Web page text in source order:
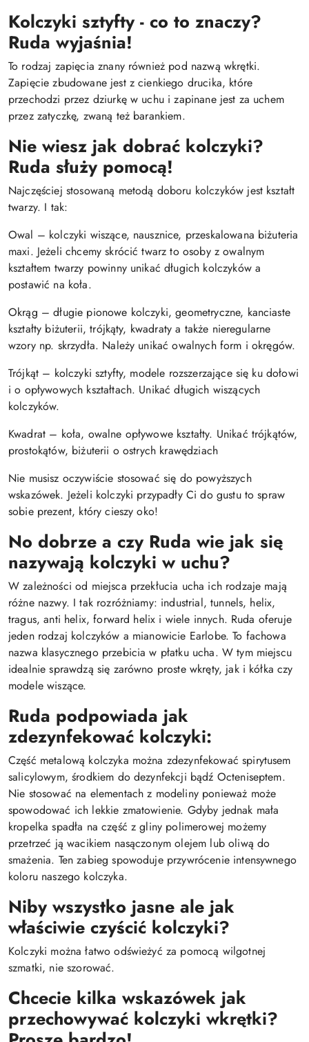
Kolczyki sztyfty - co to znaczy?
Ruda wyjaśnia!
To rodzaj zapięcia znany również pod nazwą wkrętki.
Zapięcie zbudowane jest z cienkiego drucika, które
przechodzi przez dziurkę w uchu i zapinane jest za uchem
przez zatyczkę, zwaną też barankiem.
Nie wiesz jak dobrać kolczyki?
Ruda służy pomocą!
Najczęściej stosowaną metodą doboru kolczyków jest kształt
twarzy. I tak:
Owal – kolczyki wiszące, nausznice, przeskalowana biżuteria
maxi. Jeżeli chcemy skrócić twarz to osoby z owalnym
kształtem twarzy powinny unikać długich kolczyków a
postawić na koła.
Okrąg – długie pionowe kolczyki, geometryczne, kanciaste
kształty biżuterii, trójkąty, kwadraty a także nieregularne
wzory np. skrzydła. Należy unikać owalnych form i okręgów.
Trójkąt – kolczyki sztyfty, modele rozszerzające się ku dołowi
i o opływowych kształtach. Unikać długich wiszących
kolczyków.
Kwadrat – koła, owalne opływowe kształty. Unikać trójkątów,
prostokątów, biżuterii o ostrych krawędziach
Nie musisz oczywiście stosować się do powyższych
wskazówek. Jeżeli kolczyki przypadły Ci do gustu to spraw
sobie prezent, który cieszy oko!
No dobrze a czy Ruda wie jak się
nazywają kolczyki w uchu?
W zależności od miejsca przekłucia ucha ich rodzaje mają
różne nazwy. I tak rozróżniamy: industrial, tunnels, helix,
tragus, anti helix, forward helix i wiele innych. Ruda oferuje
jeden rodzaj kolczyków a mianowicie Earlobe. To fachowa
nazwa klasycznego przebicia w płatku ucha. W tym miejscu
idealnie sprawdzą się zarówno proste wkręty, jak i kółka czy
modele wiszące.
Ruda podpowiada jak
zdezynfekować kolczyki:
Część metalową kolczyka można zdezynfekować spirytusem
salicylowym, środkiem do dezynfekcji bądź Octeniseptem.
Nie stosować na elementach z modeliny ponieważ może
spowodować ich lekkie zmatowienie. Gdyby jednak mała
kropelka spadła na część z gliny polimerowej możemy
przetrzeć ją wacikiem nasączonym olejem lub oliwą do
smażenia. Ten zabieg spowoduje przywrócenie intensywnego
koloru naszego kolczyka.
Niby wszystko jasne ale jak
właściwie czyścić kolczyki?
Kolczyki można łatwo odświeżyć za pomocą wilgotnej
szmatki, nie szorować.
Chcecie kilka wskazówek jak
przechowywać kolczyki wkrętki?